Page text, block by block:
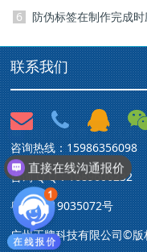
6
防伪标签在制作完成
联系我们
咨询热线：15986356098
咨询 Q Q：1689606232
粤ICP备19035072号
广州正牌科技有限公司©版
我们的收费是最优惠
直接在线沟通报价